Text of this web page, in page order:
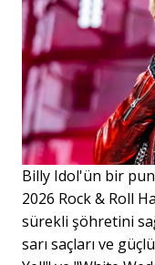
Billy Idol'ün bir
2026 Rock & Roll
sürekli şöhretini
sarı saçları ve